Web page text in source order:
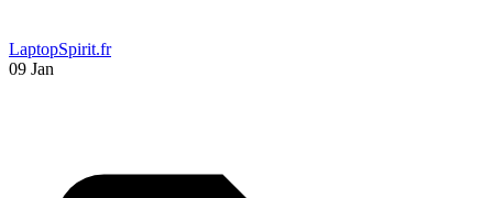
LaptopSpirit.fr
09 Jan